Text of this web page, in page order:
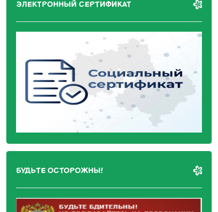
ЭЛЕКТРОННЫЙ СЕРТИФИКАТ
БУДЬТЕ ОСТОРОЖНЫ!